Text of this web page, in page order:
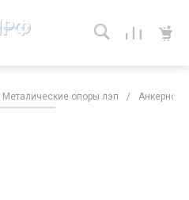
Металические опоры лэп / Анкерно-